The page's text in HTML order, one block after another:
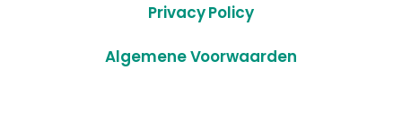
Privacy Policy
Algemene Voorwaarden